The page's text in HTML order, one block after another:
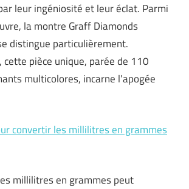
leur ingéniosité et leur éclat. Parmi
la montre Graff Diamonds
distingue particulièrement.
pièce unique, parée de 110
multicolores, incarne l’apogée
convertir les millilitres en grammes
millilitres en grammes peut